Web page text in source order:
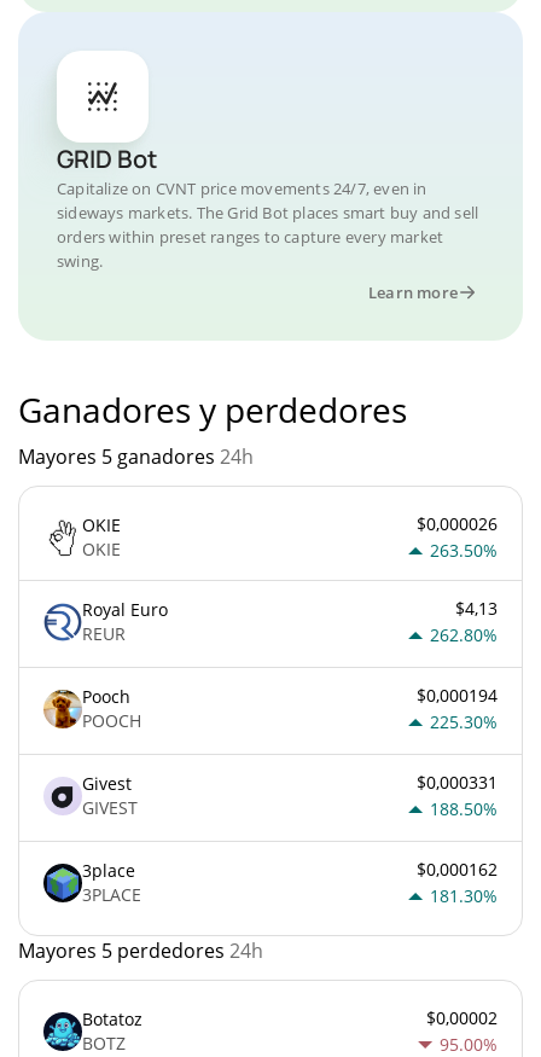
GRID Bot
Capitalize on CVNT price movements 24/7, even in
sideways markets. The Grid Bot places smart buy and sell
orders within preset ranges to capture every market
swing.
Learn more
Ganadores y perdedores
Mayores 5 ganadores 24h
OKIE
OKIE
$0,000026
263.50%
Royal Euro
REUR
$4,13
262.80%
Pooch
POOCH
$0,000194
225.30%
Givest
GIVEST
$0,000331
188.50%
3place
3PLACE
$0,000162
181.30%
Mayores 5 perdedores 24h
Botatoz
BOTZ
$0,00002
95.00%